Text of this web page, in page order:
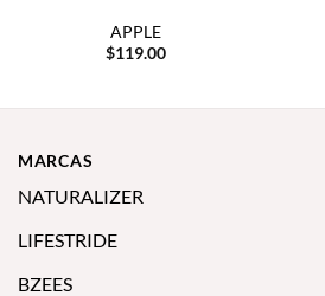
APPLE
$119.00
MARCAS
NATURALIZER
LIFESTRIDE
BZEES